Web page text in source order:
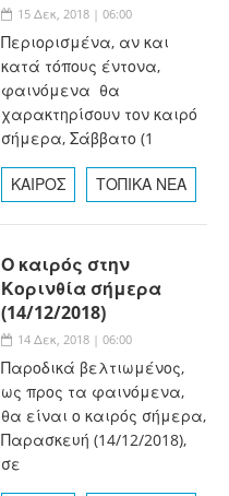
15 Δεκ, 2018 | 06:00
Περιορισμένα, αν και
κατά τόπους έντονα,
φαινόμενα θα
χαρακτηρίσουν τον καιρό
σήμερα, Σάββατο (1
ΚΑΙΡΟΣ ΤΟΠΙΚΑ ΝΕΑ
Ο καιρός στην
Κορινθία σήμερα
(14/12/2018)
14 Δεκ, 2018 | 06:00
Παροδικά βελτιωμένος,
ως προς τα φαινόμενα,
θα είναι ο καιρός σήμερα,
Παρασκευή (14/12/2018),
σε